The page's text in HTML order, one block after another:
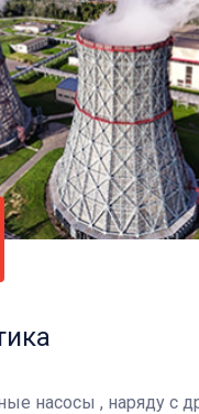
насосы , наряду с